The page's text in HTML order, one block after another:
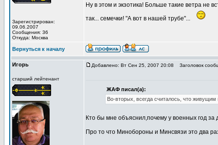
Зарегистрирован:
09.06.2007
Сообщения: 36
Откуда: Москва
Ну в этом и экзотика! Больше такие ветра не
так... семечки! "А вот в нашей трубе"...
Вернуться к началу
Игорь
старший лейтенант
Добавлено: Вт Сен 25, 2007 20:08 Заголовок
ЖАФ писал(а):
Во-вторых, всегда считалось, что
Кто бы мне объяснил,почему у военных год за
Про то что Минобороны и Минсвязи это два